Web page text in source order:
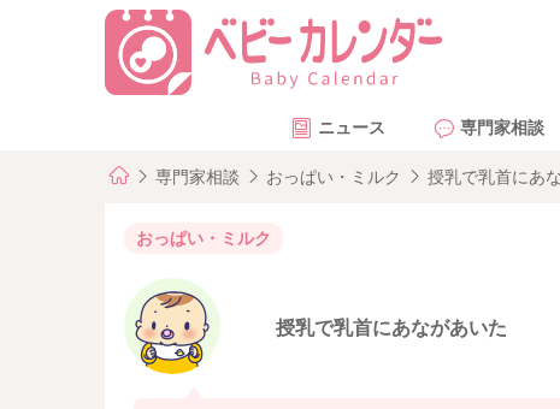
ニュース 専門家相談
専門家相談 おっぱい・ミルク 授乳で乳首にあ
おっぱい・ミルク
授乳で乳首にあながあいた